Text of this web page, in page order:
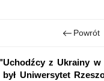
Powrót
z Ukrainy w
Uniwersytet